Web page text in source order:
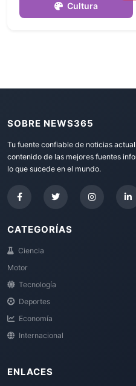
Cultura
SOBRE NEWS365
Tu fuente confiable de noticias
contenido de las mejores fuentes
lo que sucede en el mundo.
CATEGORÍAS
Ciencia
Motor
Tecnología
Deportes
Economía
Internacional
ENLACES